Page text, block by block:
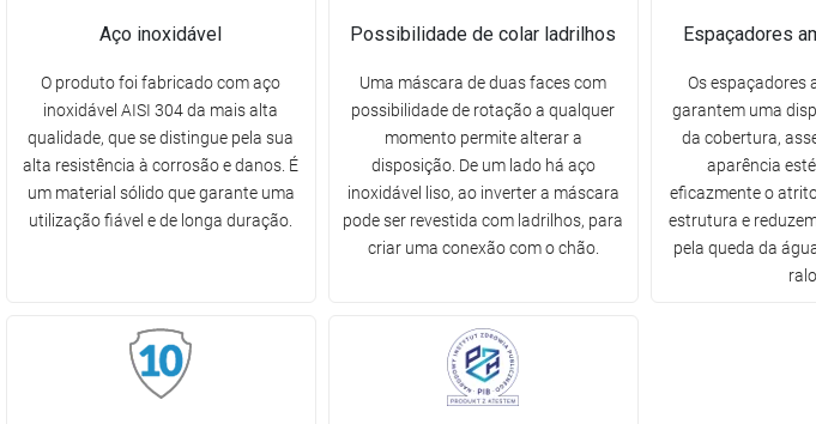
Aço inoxidável
O produto foi fabricado com aço
inoxidável AISI 304 da mais alta
qualidade, que se distingue pela sua
alta resistência à corrosão e danos. É
um material sólido que garante uma
utilização fiável e de longa duração.
Possibilidade de colar ladrilhos
Uma máscara de duas faces com
possibilidade de rotação a qualquer
momento permite alterar a
disposição. De um lado há aço
inoxidável liso, ao inverter a máscara
pode ser revestida com ladrilhos, para
criar uma conexão com o chão.
Espaçadores
Os espaçadores
garantem uma
da cobertura,
aparência
eficazmente o
estrutura e
pela queda da
ralo.